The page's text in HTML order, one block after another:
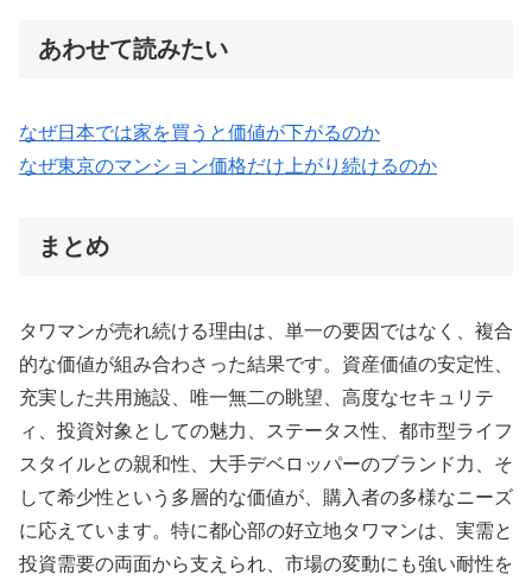
あわせて読みたい
なぜ日本では家を買うと価値が下がるのか
なぜ東京のマンション価格だけ上がり続けるのか
まとめ
タワマンが売れ続ける理由は、単一の要因ではなく、複合
的な価値が組み合わさった結果です。資産価値の安定性、
充実した共用施設、唯一無二の眺望、高度なセキュリテ
ィ、投資対象としての魅力、ステータス性、都市型ライフ
スタイルとの親和性、大手デベロッパーのブランド力、そ
して希少性という多層的な価値が、購入者の多様なニーズ
に応えています。特に都心部の好立地タワマンは、実需と
投資需要の両面から支えられ、市場の変動にも強い耐性を